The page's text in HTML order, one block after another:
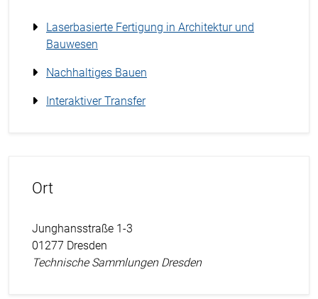
Laserbasierte Fertigung in Architektur und
Bauwesen
Nachhaltiges Bauen
Interaktiver Transfer
Ort
Junghansstraße 1-3
01277 Dresden
Technische Sammlungen Dresden